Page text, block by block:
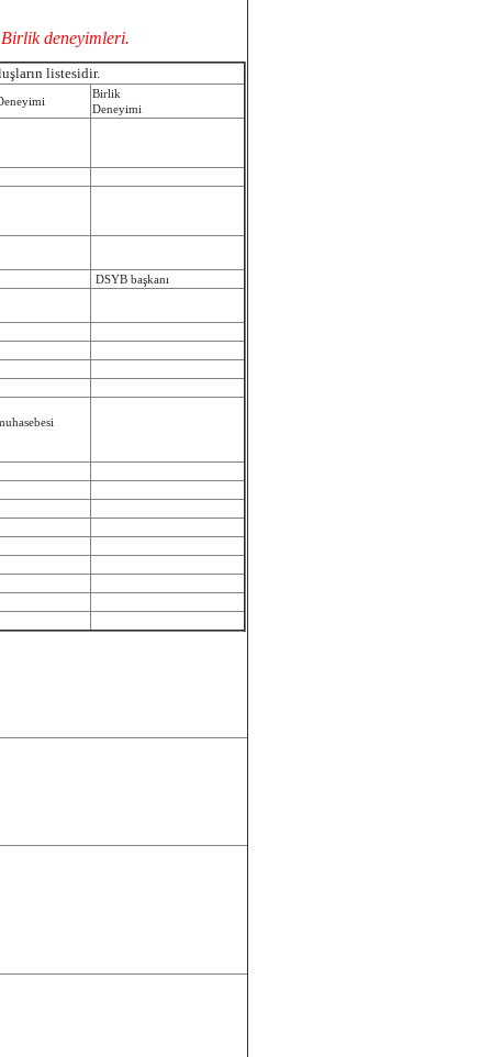
Birlik deneyimleri.
listesidir.
Birlik
Deneyimi
DSYB başkanı